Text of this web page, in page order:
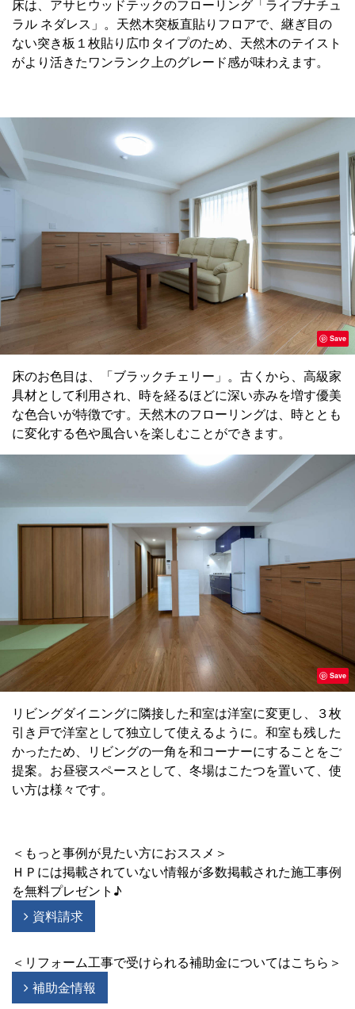
床は、アサヒウッドテックのフローリング「ライブナチュ
ラル ネダレス」。天然木突板直貼りフロアで、継ぎ目の
ない突き板１枚貼り広巾タイプのため、天然木のテイスト
がより活きたワンランク上のグレード感が味わえます。
Save
床のお色目は、「ブラックチェリー」。古くから、高級家
具材として利用され、時を経るほどに深い赤みを増す優美
な色合いが特徴です。天然木のフローリングは、時ととも
に変化する色や風合いを楽しむことができます。
Save
リビングダイニングに隣接した和室は洋室に変更し、３枚
引き戸で洋室として独立して使えるように。和室も残した
かったため、リビングの一角を和コーナーにすることをご
提案。お昼寝スペースとして、冬場はこたつを置いて、使
い方は様々です。
＜もっと事例が見たい方におススメ＞
ＨＰには掲載されていない情報が多数掲載された施工事例
を無料プレゼント♪
資料請求
＜リフォーム工事で受けられる補助金についてはこちら＞
補助金情報